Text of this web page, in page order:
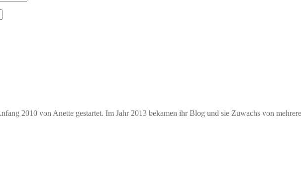
2010 von Anette gestartet. Im Jahr 2013 bekamen ihr Blog und sie Zuwachs von